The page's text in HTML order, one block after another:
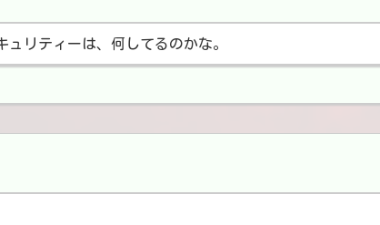
リティーは、何してるのかな。